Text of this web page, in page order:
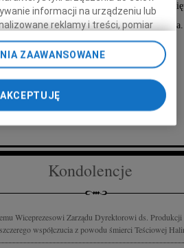
pogrzebowe odbędą się po mszy
cmentarzu komunalnym przy ulicy Agrykola.
Pogrążona w smutku
rodzina
Kondolencje
Wiceprezesowi Zarządu Dyrektorowi ds.
współczucia z powodu śmierci Teściowej
informacji na urządzeniu lub
reklamy i treści, pomiar
i ulepszanie usług.
ZAAWANSOWANE
AKCEPTUJĘ